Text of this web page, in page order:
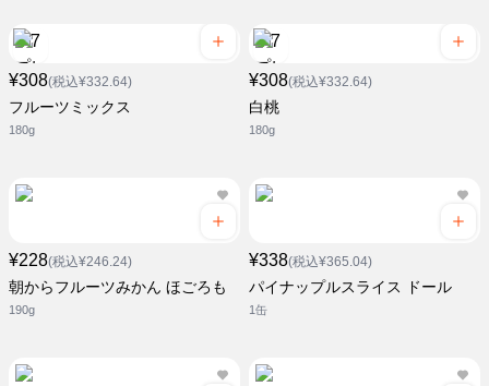
¥308(税込¥332.64)
フルーツミックス
180g
¥308(税込¥332.64)
白桃
180g
¥228(税込¥246.24)
朝からフルーツみかん ほごろも
190g
¥338(税込¥365.04)
パイナップルスライス ドール
1缶